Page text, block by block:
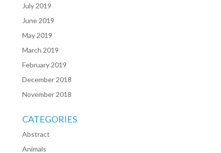
July 2019
June 2019
May 2019
March 2019
February 2019
December 2018
November 2018
CATEGORIES
Abstract
Animals